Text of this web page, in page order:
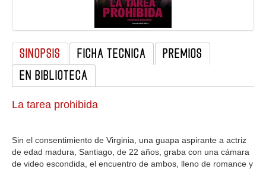
SINOPSIS FICHA TECNICA
PREMIOS
EN BIBLIOTECA
La tarea prohibida
Sin el consentimiento de Virginia, una guapa aspirante a actriz
de edad madura, Santiago, de 22 años, graba con una cámara
de video escondida, el encuentro de ambos, lleno de romance y